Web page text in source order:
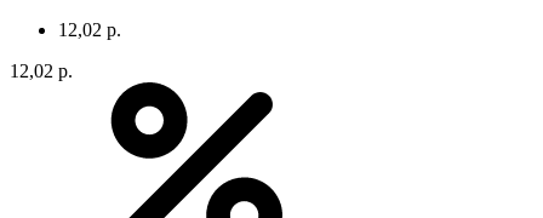
12,02 р.
12,02 р.